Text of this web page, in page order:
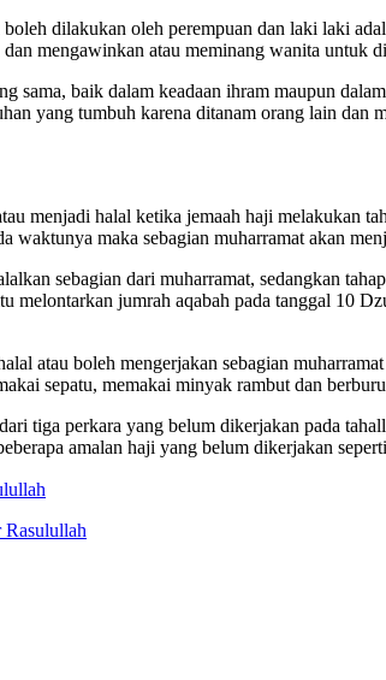
dilakukan oleh perempuan dan laki laki
mengawinkan atau meminang wanita untuk
baik dalam keadaan ihram maupun
yang tumbuh karena ditanam orang lain
menjadi halal ketika jemaah haji melakukan
waktunya maka sebagian muharramat akan
sebagian dari muharramat, sedangkan
melontarkan jumrah aqabah pada tanggal 10
atau boleh mengerjakan sebagian
sepatu, memakai minyak rambut dan
tiga perkara yang belum dikerjakan pada
amalan haji yang belum dikerjakan
Rasulullah